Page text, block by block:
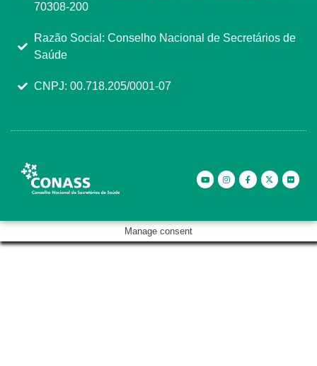
70308-200
Razão Social: Conselho Nacional de Secretários de
Saúde
CNPJ: 00.718.205/0001-07
Manage consent